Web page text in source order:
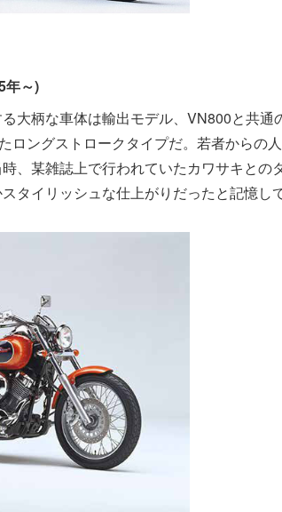
年～)
大柄な車体は輸出モデル、VN800と共
ロングストロークタイプだ。若者からの
、某雑誌上で行われていたカワサキと
タイリッシュな仕上がりだったと記憶して